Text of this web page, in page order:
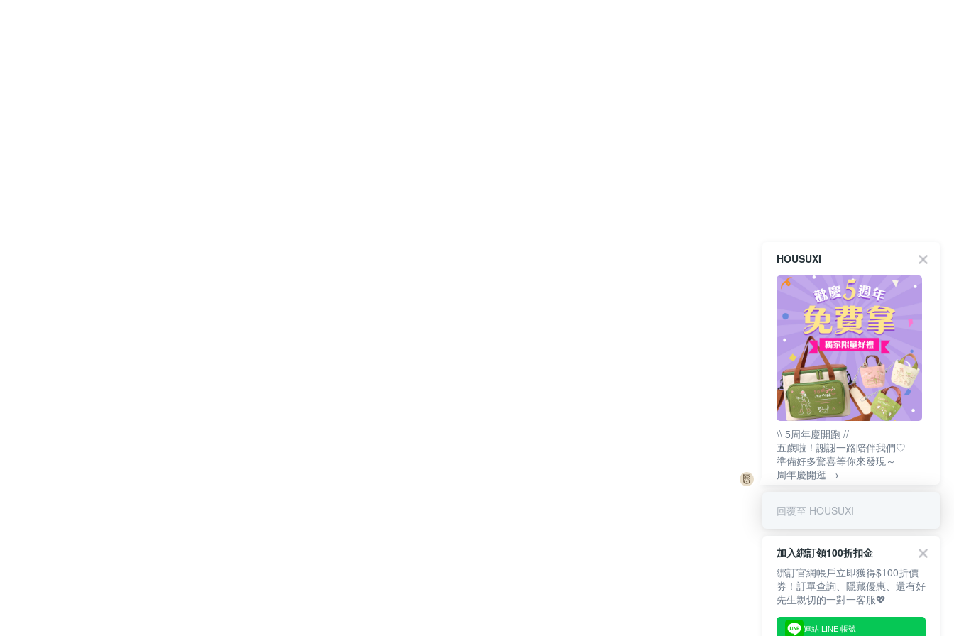
HOUSUXI
\\ 5周年慶開跑 //
五歲啦！謝謝一路陪伴我們♡
準備好多驚喜等你來發現～
周年慶開逛 →
回覆至 HOUSUXI
加入綁訂領100折扣金
綁訂官網帳戶立即獲得$100折價
券！訂單查詢、隱藏優惠、還有好
先生親切的一對一客服💖
連結 LINE 帳號